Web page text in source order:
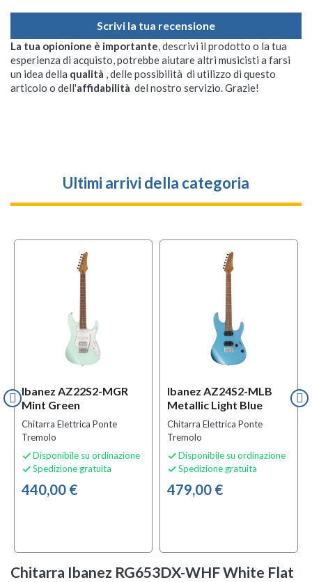
Scrivi la tua recensione
La tua opionione è importante, descrivi il prodotto o la tua
esperienza di acquisto, potrebbe aiutare altri musicisti a farsi
un idea della qualità , delle possibilità di utilizzo di questo
articolo o dell'affidabilità del nostro servizio. Grazie!
Ultimi arrivi della categoria
Ibanez AZ22S2-MGR
Mint Green
Chitarra Elettrica Ponte
Tremolo
 Disponibile su ordinazione
 Spedizione gratuita
440,00 €
Ibanez AZ24S2-MLB
Metallic Light Blue
Chitarra Elettrica Ponte
Tremolo
 Disponibile su ordinazione
 Spedizione gratuita
479,00 €
Chitarra Ibanez RG653DX-WHF White Flat